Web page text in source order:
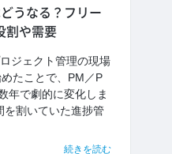
うなる？フリー
割や需要
ジェクト管理の現場
たことで、PM／P
年で劇的に変化しま
を割いていた進捗管
続きを読む